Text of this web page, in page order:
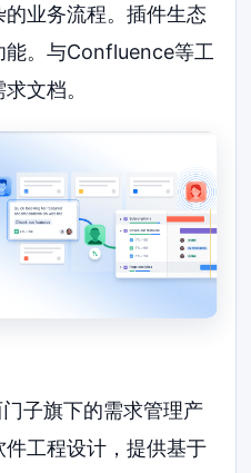
业务流程。插件生态
能。与Confluence等工
文档。
子旗下的需求管理产
工程设计，提供基于